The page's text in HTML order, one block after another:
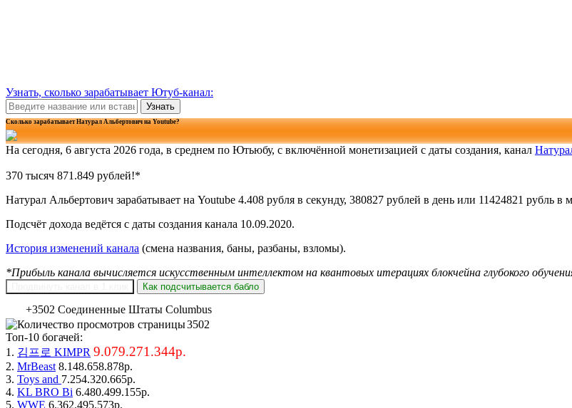
Узнать, сколько зарабатывает Ютуб-канал:
Узнать
Сколько зарабатывает Натурал Альбертович на Youtube?
На сегодня, 6 августа 2026 года, в среднем по Ютьюбу, с включённой монетизацией с даты создания, канал
370 тысяч 873.171 рублей!*
Натурал Альбертович зарабатывает на Youtube 4.408 рубля в секунду, 380827 рублей в день или 11424821 рубль в
Подсчёт дохода ведётся с даты создания канала 10.09.2020.
История изменений канала (смена названия, баны, разбаны, взломы).
*Прибыль канала вычисляется искусственным интеллектом на квантовых итерациях блокчейна глубокого
Как подсчитывается бабло
+3502 Соединенные Штаты Columbus
3502
Топ-10 богачей:
1. 김프로 KIMPR 9.079.271.344р.
2. MrBeast 8.148.658.878р.
3. Toys and 7.254.320.665р.
4. KL BRO Bi 6.480.499.155р.
5. WWE 6.362.495.573р.